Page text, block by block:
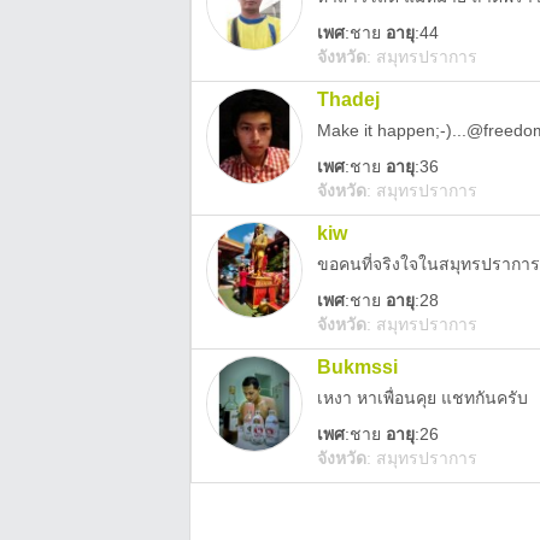
เพศ:ชาย อายุ:44
จังหวัด: สมุทรปราการ
Thadej
Make it happen;-
เพศ:ชาย อายุ:36
จังหวัด: สมุทรปราการ
kiw
ขอคนที่จริงใจในสมุทรปราการ
เพศ:ชาย อายุ:28
จังหวัด: สมุทรปราการ
Bukmssi
เหงา หาเพื่อนคุย แชทกันครับ
เพศ:ชาย อายุ:26
จังหวัด: สมุทรปราการ